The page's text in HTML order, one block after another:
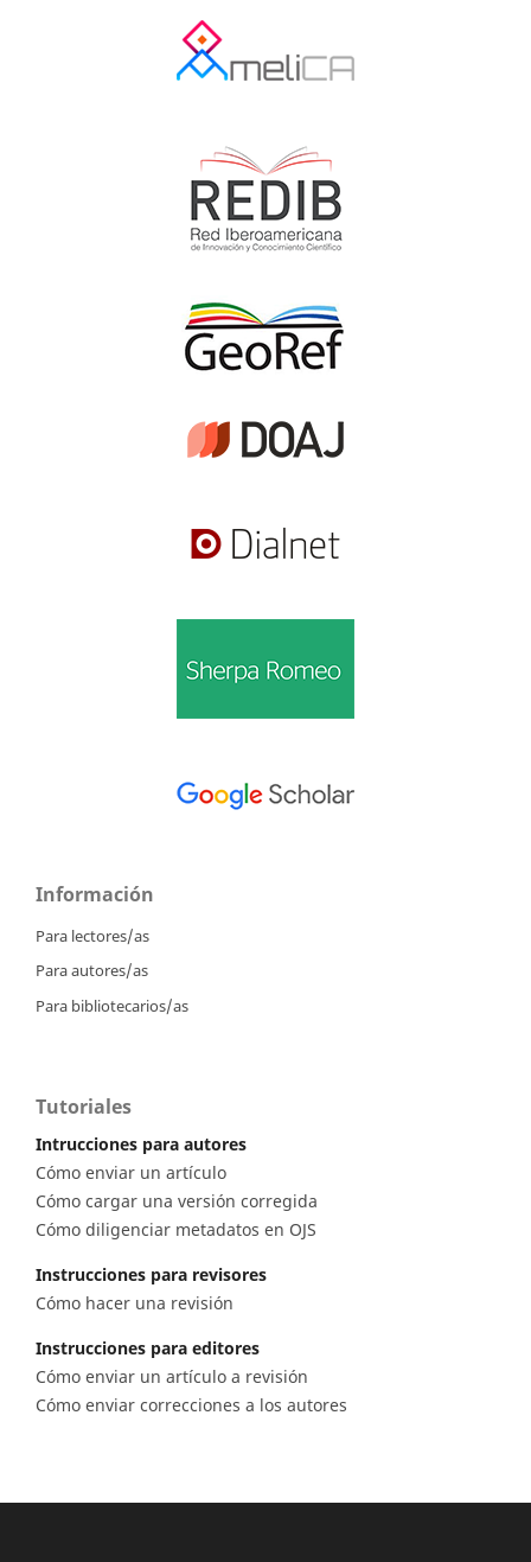
Información
Para lectores/as
Para autores/as
Para bibliotecarios/as
Tutoriales
Intrucciones para autores
Cómo enviar un artículo
Cómo cargar una versión corregida
Cómo diligenciar metadatos en OJS
Instrucciones para revisores
Cómo hacer una revisión
Instrucciones para editores
Cómo enviar un artículo a revisión
Cómo enviar correcciones a los autores